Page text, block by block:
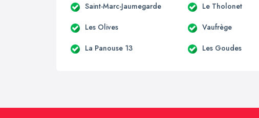
Saint-Marc-Jaumegarde Le Tholonet
Les Olives Vaufrège
La Panouse 13 Les Goudes